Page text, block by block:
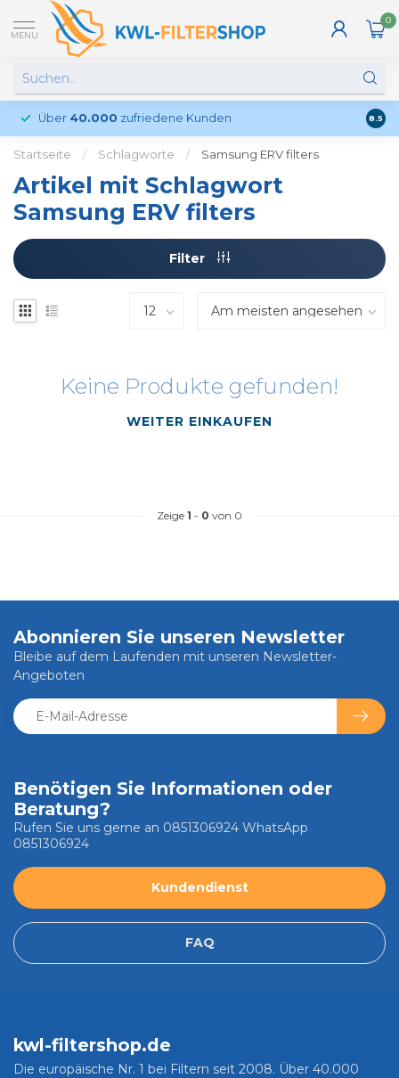
MENU
0
Über 40.000 zufriedene Kunden 8.5
Startseite / Schlagworte / Samsung ERV filters
Artikel mit Schlagwort
Samsung ERV filters
Filter
Keine Produkte gefunden!
WEITER EINKAUFEN
Zeige 1 - 0 von 0
Benötigen Sie Informationen oder
Beratung?
Rufen Sie uns gerne an 0851306924 WhatsApp
0851306924
Kundendienst
FAQ
Abonnieren Sie unseren Newsletter
Bleibe auf dem Laufenden mit unseren Newsletter-
Angeboten
kwl-filtershop.de
Die europäische Nr. 1 bei Filtern seit 2008. Über 40.000